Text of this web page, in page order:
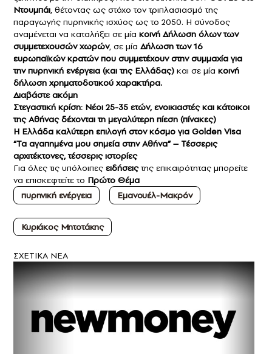
Ντουμπάι, θέτοντας ως στόχο τον τριπλασιασμό της
παραγωγής πυρηνικής ισχύος ως το 2050. Η σύνοδος
αναμένεται να καταλήξει σε μία κοινή Δήλωση όλων των
συμμετεχουσών χωρών, σε μία Δήλωση των 16
ευρωπαϊκών κρατών που συμμετέχουν στην συμμαχία για
την πυρηνική ενέργεια (και της Ελλάδας) και σε μία κοινή
δήλωση χρηματοδοτικού χαρακτήρα.
Διαβάστε ακόμη
Στεγαστική κρίση: Νέοι 25-35 ετών, ενοικιαστές και κάτοικοι
της Αθήνας δέχονται τη μεγαλύτερη πίεση (πίνακες)
Η Ελλάδα καλύτερη επιλογή στον κόσμο για Golden Visa
“Τα αγαπημένα μου σημεία στην Αθήνα” – Τέσσερις
αρχιτέκτονες, τέσσερις ιστορίες
Για όλες τις υπόλοιπες ειδήσειςτης επικαιρότητας μπορείτε
να επισκεφτείτε το Πρώτο Θέμα
πυρηνική ενέργεια
Eμανουέλ-Μακρόν
Κυριάκος Μητοτάκης
ΣXETIKA NEA